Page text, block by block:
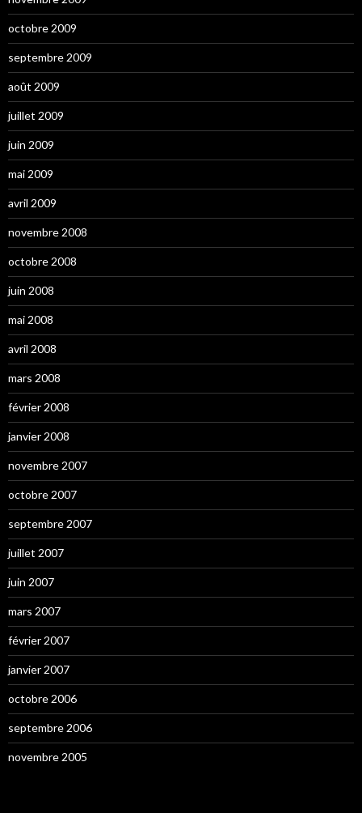
octobre 2009
septembre 2009
août 2009
juillet 2009
juin 2009
mai 2009
avril 2009
novembre 2008
octobre 2008
juin 2008
mai 2008
avril 2008
mars 2008
février 2008
janvier 2008
novembre 2007
octobre 2007
septembre 2007
juillet 2007
juin 2007
mars 2007
février 2007
janvier 2007
octobre 2006
septembre 2006
novembre 2005